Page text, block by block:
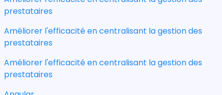
prestataires
Améliorer l'efficacité en centralisant la gestion des
prestataires
Améliorer l'efficacité en centralisant la gestion des
prestataires